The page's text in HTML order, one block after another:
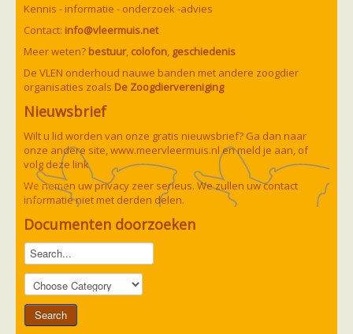
Ik ben op zoek naar een detector
Ecologie en soorten
Voedsel en jagen
Verblijfplaatsen
Echolocatie
Baardvleermuis
Bosvleermuis
Brandt's vleermuis
Bruine of gewone grootoorvleermuis
Franjestaart
Gewone dwergvleermuis
Grijze grootoorvleermuis
Grote rosse vleermuis
Ingekorven vleermuis
Laatvlieger
Meervleermuis
Mopsvleermuis
Gewone grootoorvleermuis
Paul van Hoof
Kennis - informatie - onderzoek -advies
Contact: info@vleermuis.net
Meer weten? bestuur, colofon geschiedenis
De VLEN onderhoud nauwe banden met andere zoogdier
organisaties zoals De Zoogdiervereniging
Nieuwsbrief
Wilt u lid worden van onze gratis nieuwsbrief? Ga dan naar
onze andere site, www.meervleermuis.nlen meld je aan, of
volg deze link
We nemen uw privacy zeer serieus. We zullen uw contact
informatie niet met derden delen.
Documenten doorzoeken